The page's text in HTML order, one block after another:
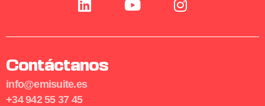
Contáctanos
info@emisuite.es
+34 942 55 37 45